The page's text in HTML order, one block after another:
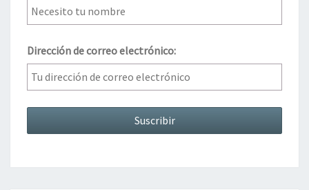
Dirección de correo electrónico: